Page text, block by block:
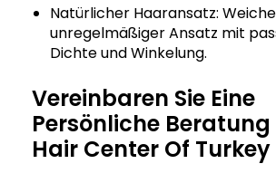
Natürlicher Haaransatz:
unregelmäßiger Ansatz mit
Dichte und Winkelung.
Vereinbaren Sie Eine
Persönliche Beratung
Hair Center Of Turkey